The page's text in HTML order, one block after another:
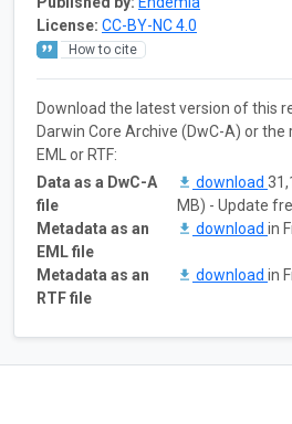
License: CC-BY-NC 4.0
How to cite
Download the latest version of this
Darwin Core Archive (DwC-A) or
EML or RTF:
Data as a DwC-A
file
download
MB) - Update
Metadata as an
EML file
download in
Metadata as an
RTF file
download in